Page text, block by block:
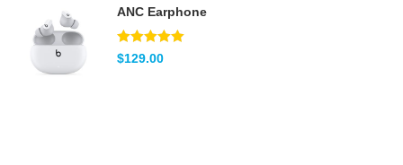
ANC Earphone
Note5.00
sur 5
$129.00